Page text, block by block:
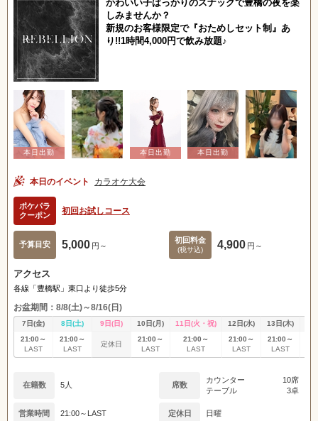
かわいい子ばっかりのスナックで豊橋の夜を楽
しみませんか？
新規のお客様限定で『おためしセット制』あ
り!!1時間4,000円で飲み放題♪
本日のイベント カラオケ大会
ポケパラ
クーポン
初回お試しコース
予算目安 5,000 円～
初回料金
(税サ込) 4,900 円～
アクセス
各線「豊橋駅」東口より徒歩5分
お盆期間：8/8(土)～8/16(日)
7日(金) 8日(土) 9日(日) 10日(月) 11日(火・祝) 12日(水) 13日(木)
21:00～
LAST
21:00～
LAST
定休日
21:00～
LAST
21:00～
LAST
21:00～
LAST
21:00～
LAST
在籍数 5人 席数
カウンター
10席
テーブル
3卓
営業時間 21:00～LAST 定休日 日曜